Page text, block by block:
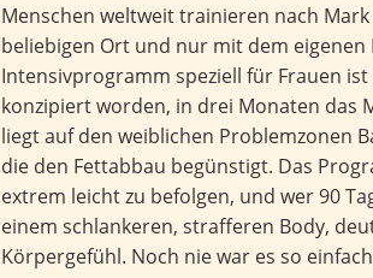
Menschen weltweit trainieren nach
beliebigen Ort und nur mit dem
Intensivprogramm speziell für Frauen
konzipiert worden, in drei Monaten das
liegt auf den weiblichen Problemzonen
die den Fettabbau begünstigt. Das
extrem leicht zu befolgen, und wer 90
einem schlankeren, strafferen Body,
Körpergefühl. Noch nie war es so